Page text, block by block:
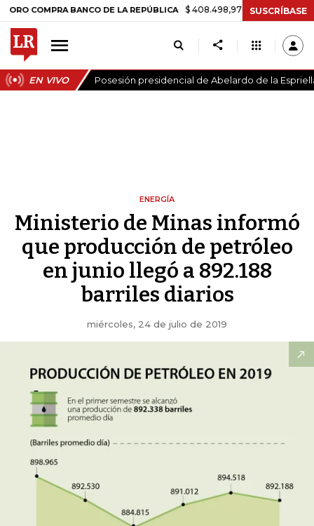
BANCO DE LA REPÚBLICA $ 408.498,97 +$ 8.753,81 +2,19%
SUSCRÍBASE
EN VIVO Posesión presidencial de Abelardo de la
ENERGÍA
Ministerio de Minas informó
que producción de petróleo
en junio llegó a 892.188
barriles diarios
miércoles, 24 de julio de 2019